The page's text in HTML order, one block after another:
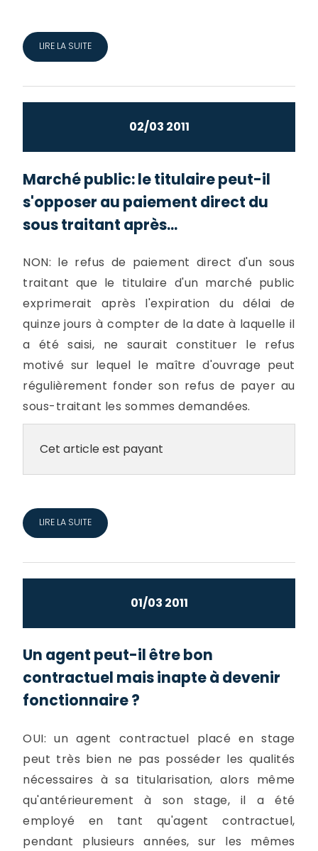
LIRE LA SUITE
02/03 2011
Marché public: le titulaire peut-il
s'opposer au paiement direct du
sous traitant après...
NON: le refus de paiement direct d'un sous
traitant que le titulaire d'un marché public
exprimerait après l'expiration du délai de
quinze jours à compter de la date à laquelle il
a été saisi, ne saurait constituer le refus
motivé sur lequel le maître d'ouvrage peut
régulièrement fonder son refus de payer au
sous-traitant les sommes demandées.
Cet article est payant
LIRE LA SUITE
01/03 2011
Un agent peut-il être bon
contractuel mais inapte à devenir
fonctionnaire ?
OUI: un agent contractuel placé en stage
peut très bien ne pas posséder les qualités
nécessaires à sa titularisation, alors même
qu'antérieurement à son stage, il a été
employé en tant qu'agent contractuel,
pendant plusieurs années, sur les mêmes